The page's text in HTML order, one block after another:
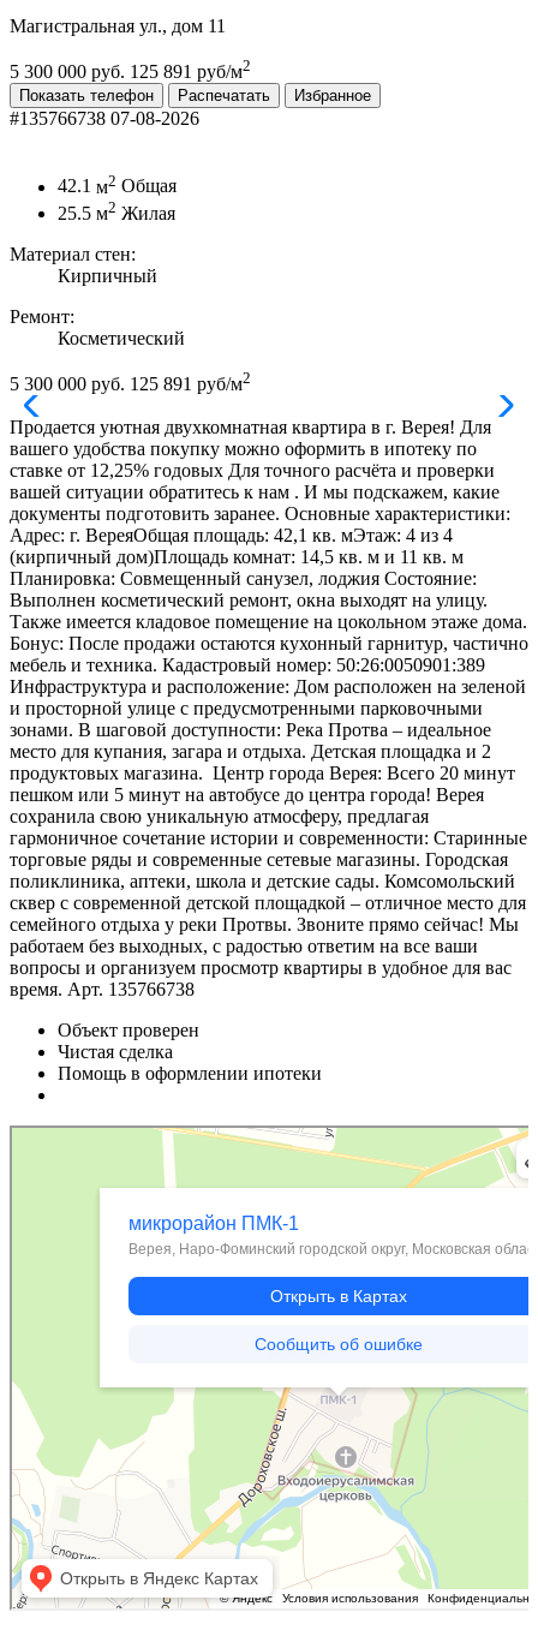
Магистральная ул., дом 11
5 300 000 руб. 125 891 руб/м2
Показать телефон
Распечатать Избранное
#135766738 07-08-2026
42.1 м2 Общая
25.5 м2 Жилая
Материал стен:
Кирпичный
Ремонт:
Косметический
5 300 000 руб. 125 891 руб/м2
Продается уютная двухкомнатная квартира в г. Верея! Для
вашего удобства покупку можно оформить в ипотеку по
ставке от 12,25% годовых Для точного расчёта и проверки
вашей ситуации обратитесь к нам . И мы подскажем, какие
документы подготовить заранее. Основные характеристики:
Адрес: г. ВереяОбщая площадь: 42,1 кв. мЭтаж: 4 из 4
(кирпичный дом)Площадь комнат: 14,5 кв. м и 11 кв. м
Планировка: Совмещенный санузел, лоджия Состояние:
Выполнен косметический ремонт, окна выходят на улицу.
Также имеется кладовое помещение на цокольном этаже дома.
Бонус: После продажи остаются кухонный гарнитур, частично
мебель и техника. Кадастровый номер: 50:26:0050901:389
Инфраструктура и расположение: Дом расположен на зеленой
и просторной улице с предусмотренными парковочными
зонами. В шаговой доступности: Река Протва – идеальное
место для купания, загара и отдыха. Детская площадка и 2
продуктовых магазина. ️ Центр города Верея: Всего 20 минут
пешком или 5 минут на автобусе до центра города! Верея
сохранила свою уникальную атмосферу, предлагая
гармоничное сочетание истории и современности: Старинные
торговые ряды и современные сетевые магазины. Городская
поликлиника, аптеки, школа и детские сады. Комсомольский
сквер с современной детской площадкой – отличное место для
семейного отдыха у реки Протвы. Звоните прямо сейчас! Мы
работаем без выходных, с радостью ответим на все ваши
вопросы и организуем просмотр квартиры в удобное для вас
время. Арт. 135766738
Объект проверен
Чистая сделка
Помощь в оформлении ипотеки